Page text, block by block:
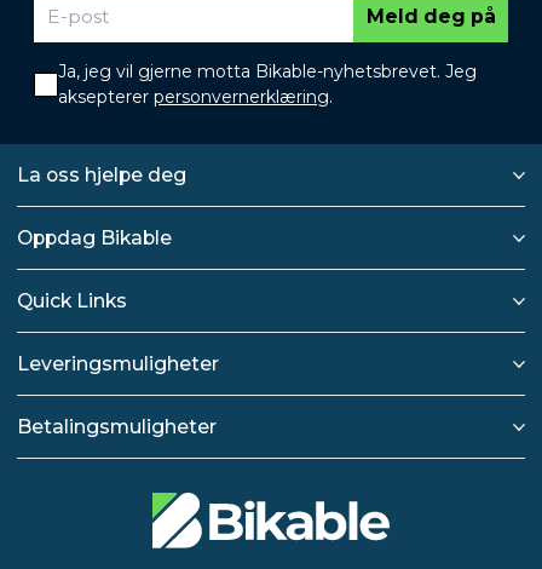
Meld deg på
Ja, jeg vil gjerne motta Bikable-nyhetsbrevet. Jeg
aksepterer personvernerklæring.
La oss hjelpe deg
Oppdag Bikable
Quick Links
Leveringsmuligheter
Betalingsmuligheter